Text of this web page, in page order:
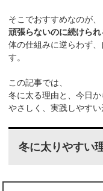
そこでおすすめなのが、
頑張らないのに続けら
体の仕組みに逆らわず
す。
この記事では、
冬に太る理由と、今日
やさしく、実践しやすい
冬に太りやすい